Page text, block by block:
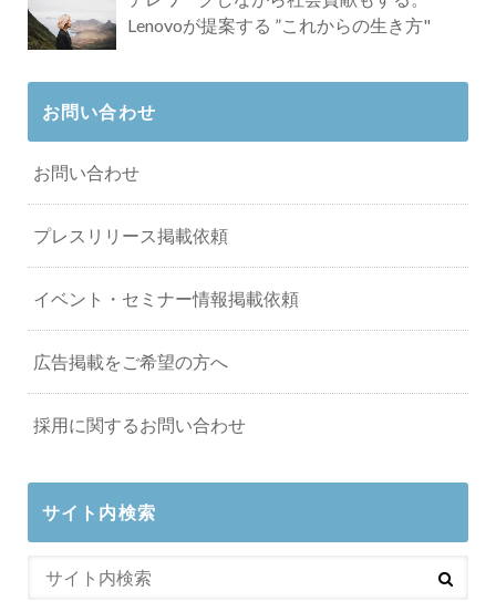
Lenovoが提案する ”これからの生き方"
お問い合わせ
お問い合わせ
プレスリリース掲載依頼
イベント・セミナー情報掲載依頼
広告掲載をご希望の方へ
採用に関するお問い合わせ
サイト内検索